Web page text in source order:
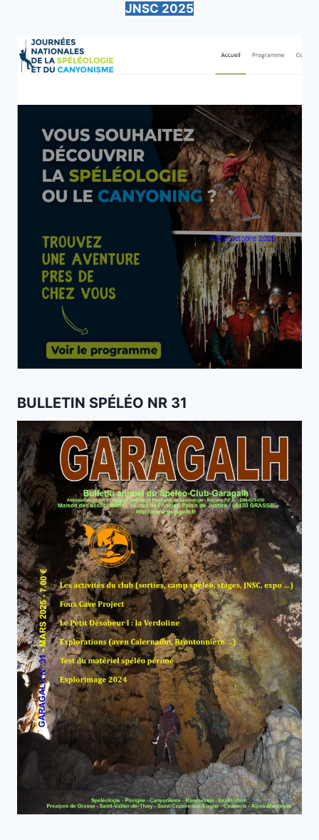
JNSC 2025
BULLETIN SPÉLÉO NR 31